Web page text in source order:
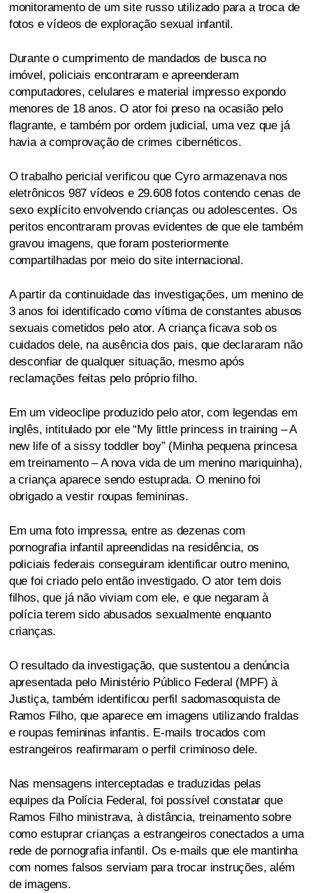
monitoramento de um site russo utilizado para a troca de
fotos e vídeos de exploração sexual infantil.
Durante o cumprimento de mandados de busca no
imóvel, policiais encontraram e apreenderam
computadores, celulares e material impresso expondo
menores de 18 anos. O ator foi preso na ocasião pelo
flagrante, e também por ordem judicial, uma vez que já
havia a comprovação de crimes cibernéticos.
O trabalho pericial verificou que Cyro armazenava nos
eletrônicos 987 vídeos e 29.608 fotos contendo cenas de
sexo explícito envolvendo crianças ou adolescentes. Os
peritos encontraram provas evidentes de que ele também
gravou imagens, que foram posteriormente
compartilhadas por meio do site internacional.
A partir da continuidade das investigações, um menino de
3 anos foi identificado como vítima de constantes abusos
sexuais cometidos pelo ator. A criança ficava sob os
cuidados dele, na ausência dos pais, que declararam não
desconfiar de qualquer situação, mesmo após
reclamações feitas pelo próprio filho.
Em um videoclipe produzido pelo ator, com legendas em
inglês, intitulado por ele “My little princess in training – A
new life of a sissy toddler boy” (Minha pequena princesa
em treinamento – A nova vida de um menino mariquinha),
a criança aparece sendo estuprada. O menino foi
obrigado a vestir roupas femininas.
Em uma foto impressa, entre as dezenas com
pornografia infantil apreendidas na residência, os
policiais federais conseguiram identificar outro menino,
que foi criado pelo então investigado. O ator tem dois
filhos, que já não viviam com ele, e que negaram à
polícia terem sido abusados sexualmente enquanto
crianças.
O resultado da investigação, que sustentou a denúncia
apresentada pelo Ministério Público Federal (MPF) à
Justiça, também identificou perfil sadomasoquista de
Ramos Filho, que aparece em imagens utilizando fraldas
e roupas femininas infantis. E-mails trocados com
estrangeiros reafirmaram o perfil criminoso dele.
Nas mensagens interceptadas e traduzidas pelas
equipes da Polícia Federal, foi possível constatar que
Ramos Filho ministrava, à distância, treinamento sobre
como estuprar crianças a estrangeiros conectados a uma
rede de pornografia infantil. Os e-mails que ele mantinha
com nomes falsos serviam para trocar instruções, além
de imagens.